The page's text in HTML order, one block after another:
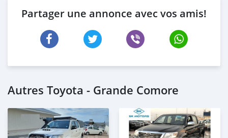
Partager une annonce avec vos amis!
Autres Toyota - Grande Comore